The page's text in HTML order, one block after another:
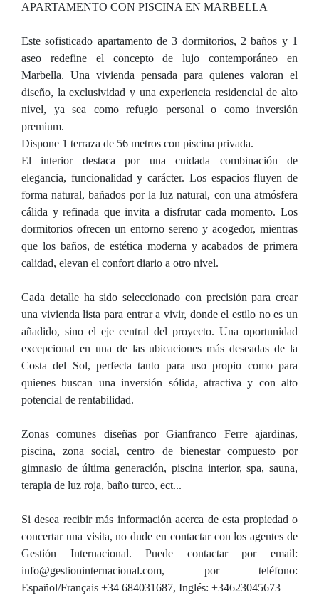
APARTAMENTO CON PISCINA EN MARBELLA
Este sofisticado apartamento de 3 dormitorios, 2 baños y 1
aseo redefine el concepto de lujo contemporáneo en
Marbella. Una vivienda pensada para quienes valoran el
diseño, la exclusividad y una experiencia residencial de alto
nivel, ya sea como refugio personal o como inversión
premium.
Dispone 1 terraza de 56 metros con piscina privada.
El interior destaca por una cuidada combinación de
elegancia, funcionalidad y carácter. Los espacios fluyen de
forma natural, bañados por la luz natural, con una atmósfera
cálida y refinada que invita a disfrutar cada momento. Los
dormitorios ofrecen un entorno sereno y acogedor, mientras
que los baños, de estética moderna y acabados de primera
calidad, elevan el confort diario a otro nivel.
Cada detalle ha sido seleccionado con precisión para crear
una vivienda lista para entrar a vivir, donde el estilo no es un
añadido, sino el eje central del proyecto. Una oportunidad
excepcional en una de las ubicaciones más deseadas de la
Costa del Sol, perfecta tanto para uso propio como para
quienes buscan una inversión sólida, atractiva y con alto
potencial de rentabilidad.
Zonas comunes diseñas por Gianfranco Ferre ajardinas,
piscina, zona social, centro de bienestar compuesto por
gimnasio de última generación, piscina interior, spa, sauna,
terapia de luz roja, baño turco, ect...
Si desea recibir más información acerca de esta propiedad o
concertar una visita, no dude en contactar con los agentes de
Gestión Internacional. Puede contactar por email:
info@gestioninternacional.com, por teléfono:
Español/Français +34 684031687, Inglés: +34623045673